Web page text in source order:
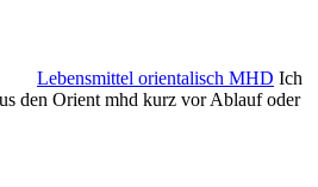
Lebensmittel orientalisch MHD Ich
den Orient mhd kurz vor Ablauf oder